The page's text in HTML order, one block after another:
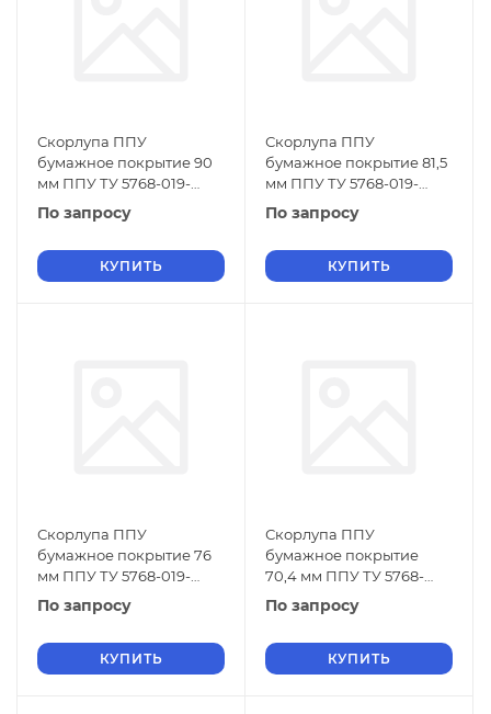
Скорлупа ППУ
бумажное покрытие 90
мм ППУ ТУ 5768-019-
01297858-01
По запросу
КУПИТЬ
Скорлупа ППУ
бумажное покрытие 81,5
мм ППУ ТУ 5768-019-
01297858-01
По запросу
КУПИТЬ
Скорлупа ППУ
бумажное покрытие 76
мм ППУ ТУ 5768-019-
01297858-01
По запросу
КУПИТЬ
Скорлупа ППУ
бумажное покрытие
70,4 мм ППУ ТУ 5768-
019-01297858-01
По запросу
КУПИТЬ